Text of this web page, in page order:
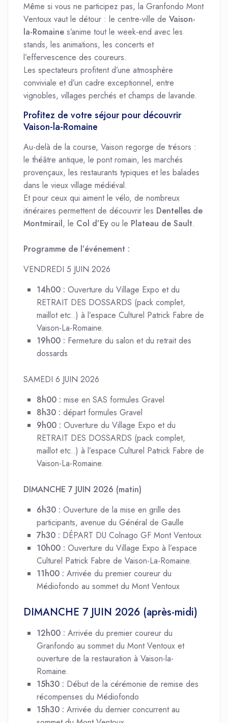
Même si vous ne participez pas, la Granfondo Mont
Ventoux vaut le détour : le centre-ville deVaison-
la-Romaine s’anime tout le week-end avec les
stands, les animations, les concerts et
l’effervescence des coureurs.
Les spectateurs profitent d’une atmosphère
conviviale et d’un cadre exceptionnel, entre
vignobles, villages perchés et champs de lavande.
Profitez de votre séjour pour découvrir
Vaison-la-Romaine
Au-delà de la course, Vaison regorge de trésors :
le théâtre antique, le pont romain, les marchés
provençaux, les restaurants typiques et les balades
dans le vieux village médiéval.
Et pour ceux qui aiment le vélo, de nombreux
itinéraires permettent de découvrir les Dentelles de
Montmirail, le Col d’Ey ou le Plateau de Sault.
Programme de l’événement :
VENDREDI 5 JUIN 2026
14h00 : Ouverture du Village Expo et du
RETRAIT DES DOSSARDS (pack complet,
maillot etc..) à l’espace Culturel Patrick Fabre de
Vaison-La-Romaine.
19h00 : Fermeture du salon et du retrait des
dossards
SAMEDI 6 JUIN 2026
8h00 : mise en SAS formules Gravel
8h30 : départ formules Gravel
9h00 : Ouverture du Village Expo et du
RETRAIT DES DOSSARDS (pack complet,
maillot etc..) à l’espace Culturel Patrick Fabre de
Vaison-La-Romaine.
DIMANCHE 7 JUIN 2026 (matin)
6h30 : Ouverture de la mise en grille des
participants, avenue du Général de Gaulle
7h30 : DÉPART DU Colnago GF Mont Ventoux
10h00 :Ouverture du Village Expo à l’espace
Culturel Patrick Fabre de Vaison-La-Romaine.
11h00 : Arrivée du premier coureur du
Médiofondo au sommet du Mont Ventoux
DIMANCHE 7 JUIN 2026 (après-midi)
12h00 : Arrivée du premier coureur du
Granfondo au sommet du Mont Ventoux et
ouverture de la restauration à Vaison-la-
Romaine.
15h30 : Début de la cérémonie de remise des
récompenses du Médiofondo
15h30 : Arrivée du dernier concurrent au